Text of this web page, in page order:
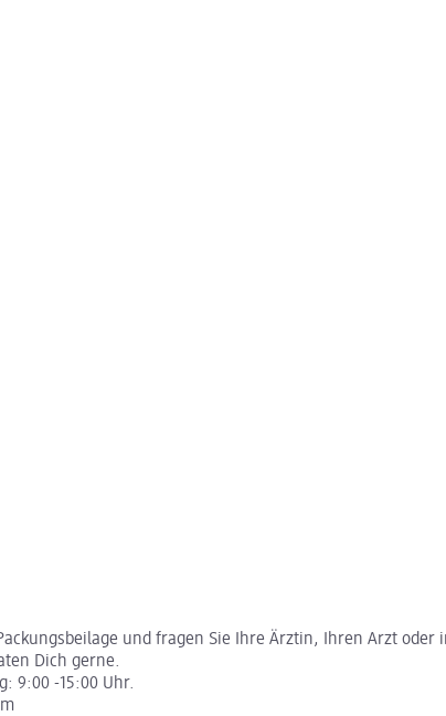
und fragen Sie Ihre Ärztin, Ihren Arzt oder
Dich gerne.
9:00 -15:00 Uhr.